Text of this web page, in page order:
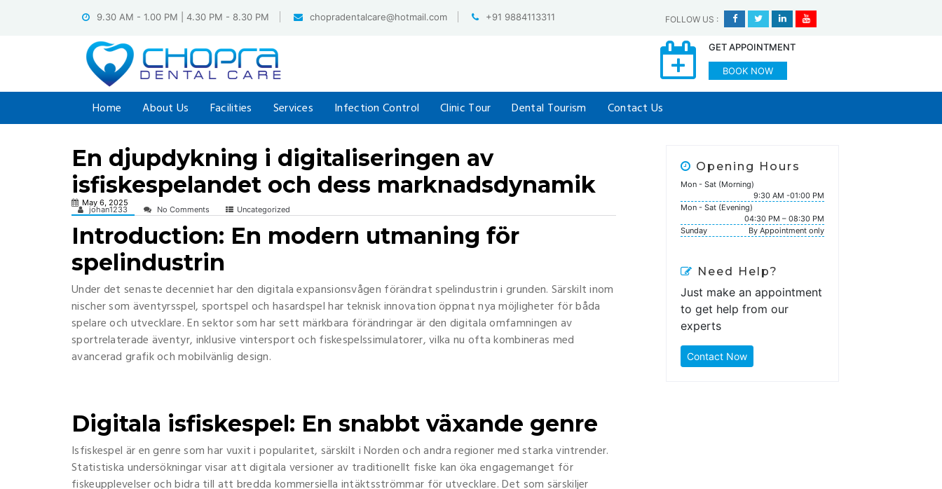
9.30 AM - 1.00 PM | 4.30 PM - 8.30 PM chopradentalcare@hotmail.com +91 9884113311 FOLLOW US :
GET APPOINTMENT
BOOK NOW
Home About Us Facilities Services Infection Control Clinic Tour Dental Tourism Contact Us
En djupdykning i digitaliseringen av
isfiskespelandet och dess marknadsdynamik
May 6, 2025
johan1233 No Comments Uncategorized
Introduction: En modern utmaning för
spelindustrin
Under det senaste decenniet har den digitala expansionsvågen förändrat spelindustrin i grunden. Särskilt inom
nischer som äventyrsspel, sportspel och hasardspel har teknisk innovation öppnat nya möjligheter för båda
spelare och utvecklare. En sektor som har sett märkbara förändringar är den digitala omfamningen av
sportrelaterade äventyr, inklusive vintersport och fiskespelssimulatorer, vilka nu ofta kombineras med
avancerad grafik och mobilvänlig design.
Digitala isfiskespel: En snabbt växande genre
Isfiskespel är en genre som har vuxit i popularitet, särskilt i Norden och andra regioner med starka vintrender.
Statistiska undersökningar visar att digitala versioner av traditionellt fiske kan öka engagemanget för
fiskeupplevelser och bidra till att bredda kommersiella intäktsströmmar för utvecklare. Det som särskiljer
Opening Hours
Mon - Sat (Morning)
9:30 AM -01:00 PM
Mon - Sat (Evening)
04:30 PM – 08:30 PM
Sunday
By Appointment only
Need Help?
Just make an appointment
to get help from our
experts
Contact Now